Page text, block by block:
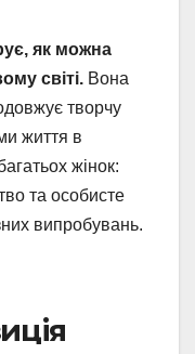
як можна
світі. Вона
творчу
життя в
жінок:
та особисте
випробувань.